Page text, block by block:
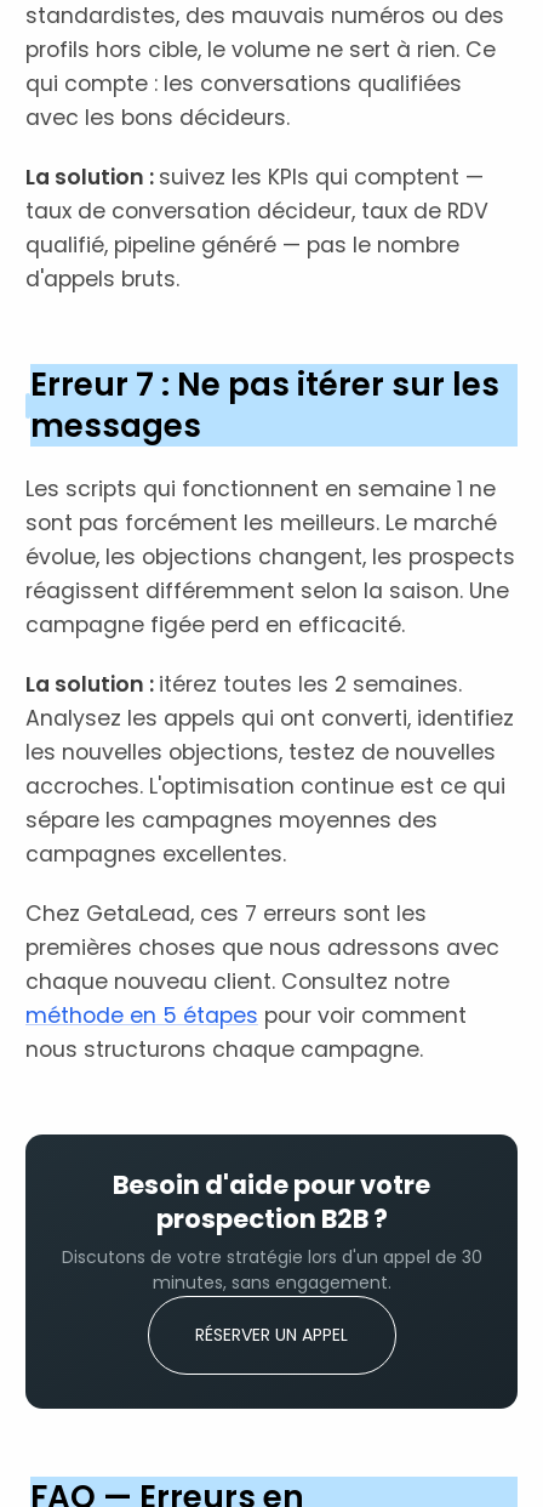
standardistes, des mauvais numéros ou des
profils hors cible, le volume ne sert à rien. Ce
qui compte : les conversations qualifiées
avec les bons décideurs.
La solution : suivez les KPIs qui comptent —
taux de conversation décideur, taux de RDV
qualifié, pipeline généré — pas le nombre
d'appels bruts.
Erreur 7 : Ne pas itérer sur les
messages
Les scripts qui fonctionnent en semaine 1 ne
sont pas forcément les meilleurs. Le marché
évolue, les objections changent, les prospects
réagissent différemment selon la saison. Une
campagne figée perd en efficacité.
La solution : itérez toutes les 2 semaines.
Analysez les appels qui ont converti, identifiez
les nouvelles objections, testez de nouvelles
accroches. L'optimisation continue est ce qui
sépare les campagnes moyennes des
campagnes excellentes.
Chez GetaLead, ces 7 erreurs sont les
premières choses que nous adressons avec
chaque nouveau client. Consultez notre
méthode en 5 étapes pour voir comment
nous structurons chaque campagne.
Besoin d'aide pour votre
prospection B2B ?
Discutons de votre stratégie lors d'un appel de 30
minutes, sans engagement.
RÉSERVER UN APPEL
FAQ — Erreurs en